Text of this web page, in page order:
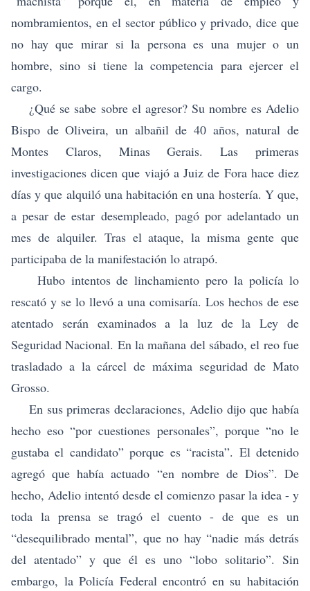
nombramientos, en el sector público y privado, dice que
no hay que mirar si la persona es una mujer o un
hombre, sino si tiene la competencia para ejercer el
cargo.
¿Qué se sabe sobre el agresor? Su nombre es Adelio
Bispo de Oliveira, un albañil de 40 años, natural de
Montes Claros, Minas Gerais. Las primeras
investigaciones dicen que viajó a Juiz de Fora hace diez
días y que alquiló una habitación en una hostería. Y que,
a pesar de estar desempleado, pagó por adelantado un
mes de alquiler. Tras el ataque, la misma gente que
participaba de la manifestación lo atrapó.
Hubo intentos de linchamiento pero la policía lo
rescató y se lo llevó a una comisaría. Los hechos de ese
atentado serán examinados a la luz de la Ley de
Seguridad Nacional. En la mañana del sábado, el reo fue
trasladado a la cárcel de máxima seguridad de Mato
Grosso.
En sus primeras declaraciones, Adelio dijo que había
hecho eso “por cuestiones personales”, porque “no le
gustaba el candidato” porque es “racista”. El detenido
agregó que había actuado “en nombre de Dios”. De
hecho, Adelio intentó desde el comienzo pasar la idea - y
toda la prensa se tragó el cuento - de que es un
“desequilibrado mental”, que no hay “nadie más detrás
del atentado” y que él es uno “lobo solitario”. Sin
embargo, la Policía Federal encontró en su habitación